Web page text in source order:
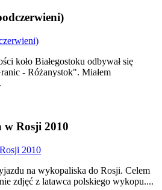
koło Białegostoku odbywał się
- Różanystok". Miałem
w Rosji 2010
na wykopaliska do Rosji. Celem
zdjęć z latawca polskiego wykopu....